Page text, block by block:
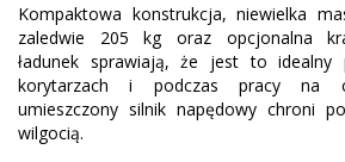
Kompaktowa konstrukcja, niewielka
zaledwie 205 kg oraz opcjonalna
ładunek sprawiają, że jest to idealny
korytarzach i podczas pracy na
umieszczony silnik napędowy chroni
wilgocią.